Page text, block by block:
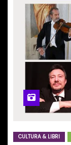
CULTURA & LIBRI